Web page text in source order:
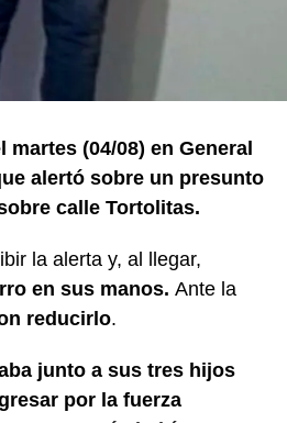
(04/08) en General
alertó sobre un presunto
calle Tortolitas.
la alerta y, al llegar,
en sus manos. Ante la
reducirlo.
junto a sus tres hijos
por la fuerza